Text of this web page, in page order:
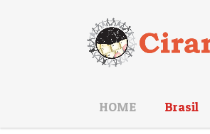
HOME Brasil